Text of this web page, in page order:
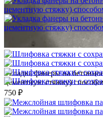
Укладка фанеры на
цементную стяжку)
750 ₽